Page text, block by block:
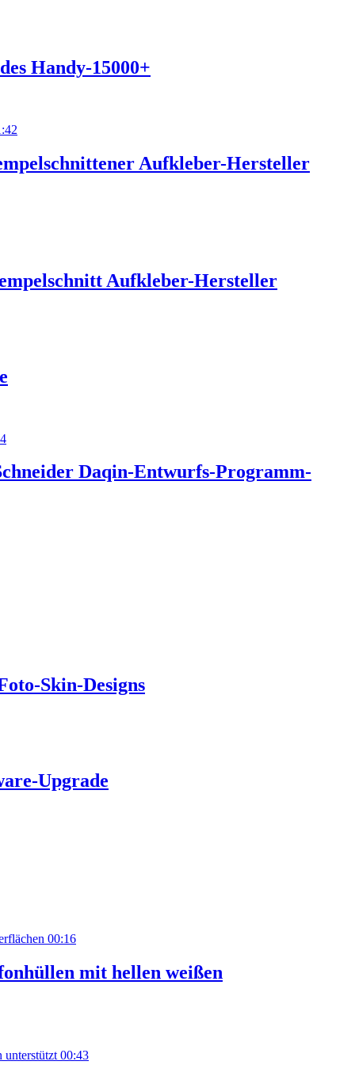
Handy-15000+
Aufkleber-Hersteller
Aufkleber-Hersteller
Daqin-Entwurfs-Programm-
Skin-Designs
Upgrade
00:16
mit hellen weißen
00:43